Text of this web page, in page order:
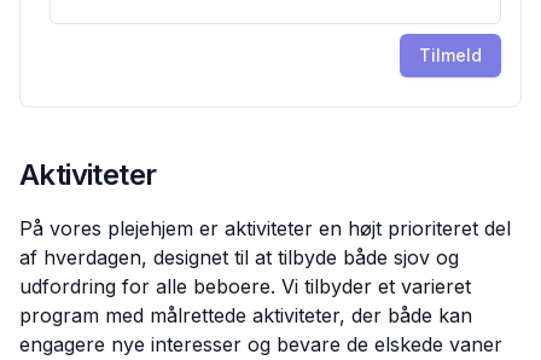
Tilmeld
Aktiviteter
På vores plejehjem er aktiviteter en højt prioriteret del
af hverdagen, designet til at tilbyde både sjov og
udfordring for alle beboere. Vi tilbyder et varieret
program med målrettede aktiviteter, der både kan
engagere nye interesser og bevare de elskede vaner